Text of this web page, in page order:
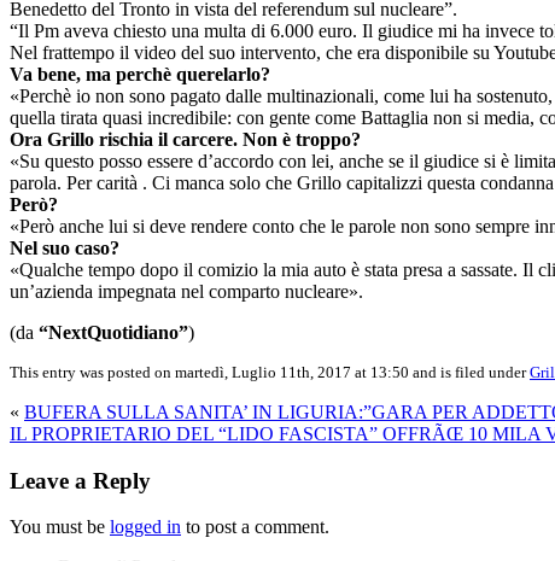
Benedetto del Tronto in vista del referendum sul nucleare”.
“Il Pm aveva chiesto una multa di 6.000 euro. Il giudice mi ha invece
Nel frattempo il video del suo intervento, che era disponibile su
Va bene, ma perchè querelarlo?
«Perchè io non sono pagato dalle multinazionali, come lui ha
quella tirata quasi incredibile: con gente come Battaglia non si media,
Ora Grillo rischia il carcere. Non è troppo?
«Su questo posso essere d’accordo con lei, anche se il giudice si è
parola. Per carità . Ci manca solo che Grillo capitalizzi questa
Però?
«Però anche lui si deve rendere conto che le parole non sono sempre
Nel suo caso?
«Qualche tempo dopo il comizio la mia auto è stata presa a sassate.
un’azienda impegnata nel comparto nucleare».
(da “NextQuotidiano”)
This entry was posted on martedì, Luglio 11th, 2017 at 13:50 and is filed under
« BUFERA SULLA SANITA’ IN LIGURIA:”GARA PER
IL PROPRIETARIO DEL “LIDO FASCISTA” OFFRÃŒ 10
Leave a Reply
You must be logged in to post a comment.